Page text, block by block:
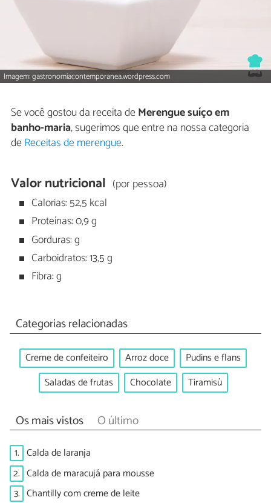
Imagem: gastronomiacontemporanea.wordpress.com
Se você gostou da receita deMerengue suíço em
banho-maria, sugerimos que entre na nossa categoria
deReceitas de merengue.
Valor nutricional (por pessoa)
Calorias: 52,5 kcal
Proteínas: 0,9 g
Gorduras: g
Carboidratos: 13,5 g
Fibra: g
Categorias relacionadas
Creme de confeiteiro Arroz doce
Pudins e flans
Saladas de frutas
Chocolate Tiramisù
Os mais vistos O último
1. Calda de laranja
2. Calda de maracujá para mousse
3. Chantilly com creme de leite